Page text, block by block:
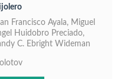
Francisco Ayala, Miguel
Huidobro Preciado,
C. Ebright Wideman